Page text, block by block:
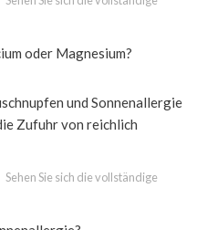
oder Magnesium?
und Sonnenallergie
Zufuhr von reichlich
Sehen Sie sich die vollständige